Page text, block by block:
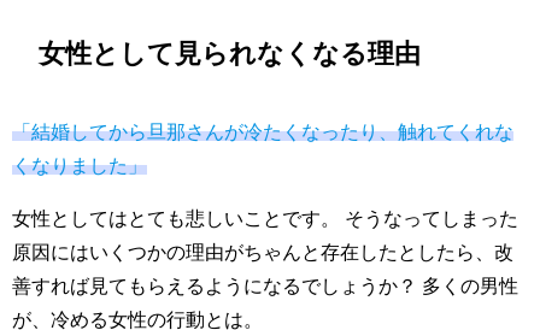
女性として見られなくなる理由
「結婚してから旦那さんが冷たくなったり、触れてくれな
くなりました」
女性としてはとても悲しいことです。 そうなってしまった
原因にはいくつかの理由がちゃんと存在したとしたら、改
善すれば見てもらえるようになるでしょうか？ 多くの男性
が、冷める女性の行動とは。